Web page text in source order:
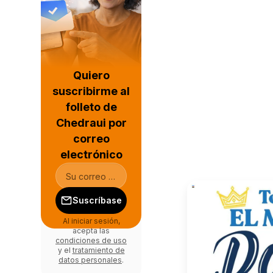
Quiero
suscribirme al
folleto de
Chedraui por
correo
electrónico
Suscríbase
Al iniciar sesión,
acepta las
condiciones de uso
y el tratamiento de
datos personales.